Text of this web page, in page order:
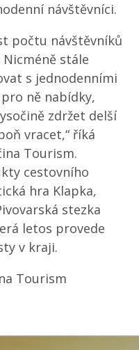
návštěvníci.
počtu návštěvníků
stále
s jednodenními
ně nabídky,
zdržet delší
vracet,“ říká
Tourism.
cestovního
hra Klapka,
stezka
letos provede
v kraji.
Tourism